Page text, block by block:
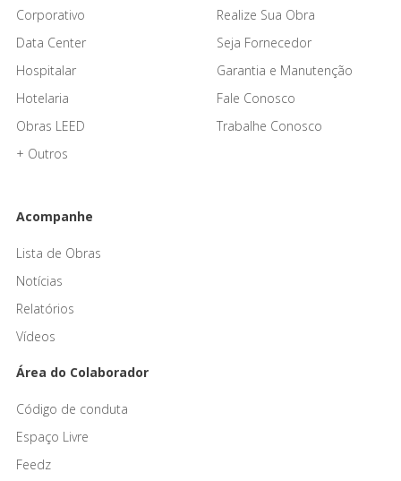
Corporativo
Data Center
Hospitalar
Hotelaria
Obras LEED
+ Outros
Realize Sua Obra
Seja Fornecedor
Garantia e Manutenção
Fale Conosco
Trabalhe Conosco
Acompanhe
Lista de Obras
Notícias
Relatórios
Vídeos
Área do Colaborador
Código de conduta
Espaço Livre
Feedz